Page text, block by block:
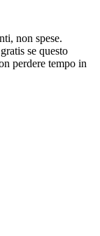
non spese.
se questo
perdere tempo in